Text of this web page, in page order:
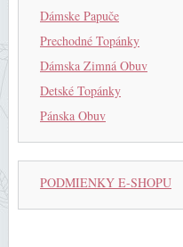
Dámske Papuče
Prechodné Topánky
Dámska Zimná Obuv
Detské Topánky
Pánska Obuv
PODMIENKY E-SHOPU